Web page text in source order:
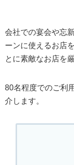
会社での宴会や忘
ーンに使えるお店
とに素敵なお店を
80名程度でのご利
介します。